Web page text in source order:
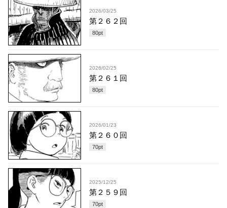
2026/03/25
第２６２回
80pt
2026/02/25
第２６１回
80pt
2026/01/23
第２６０回
70pt
2025/12/25
第２５９回
70pt